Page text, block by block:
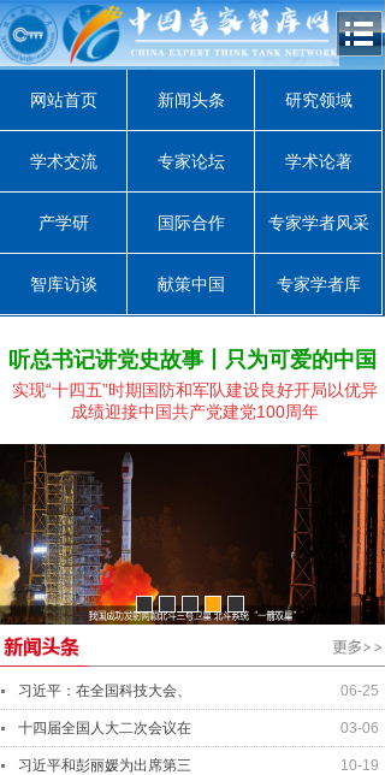
网站首页 新闻头条 研究领域
学术交流 专家论坛 学术论著
产学研 国际合作 专家学者风采
智库访谈 献策中国 专家学者库
听总书记讲党史故事丨只为可爱的中国
实现“十四五”时期国防和军队建设良好开局以优异
成绩迎接中国共产党建党100周年
资产管理经理 总会计师
06-25
习近平：在全国科技大会、
03-06
十四届全国人大二次会议在
10-19
习近平和彭丽媛为出席第三